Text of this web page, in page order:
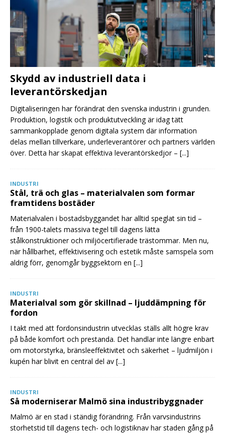
Skydd av industriell data i
leverantörskedjan
Digitaliseringen har förändrat den svenska industrin i grunden.
Produktion, logistik och produktutveckling är idag tätt
sammankopplade genom digitala system där information
delas mellan tillverkare, underleverantörer och partners världen
över. Detta har skapat effektiva leverantörskedjor – [...]
INDUSTRI
Stål, trä och glas – materialvalen som formar
framtidens bostäder
Materialvalen i bostadsbyggandet har alltid speglat sin tid –
från 1900-talets massiva tegel till dagens lätta
stålkonstruktioner och miljöcertifierade trästommar. Men nu,
när hållbarhet, effektivisering och estetik måste samspela som
aldrig förr, genomgår byggsektorn en [...]
INDUSTRI
Materialval som gör skillnad – ljuddämpning för
fordon
I takt med att fordonsindustrin utvecklas ställs allt högre krav
på både komfort och prestanda. Det handlar inte längre enbart
om motorstyrka, bränsleeffektivitet och säkerhet – ljudmiljön i
kupén har blivit en central del av [...]
INDUSTRI
Så moderniserar Malmö sina industribyggnader
Malmö är en stad i ständig förändring. Från varvsindustrins
storhetstid till dagens tech- och logistiknav har staden gång på